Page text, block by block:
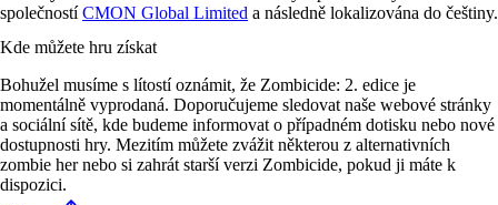
společnostíCMON Global Limited a následně lokalizována do češtiny.
Kde můžete hru získat
Bohužel musíme s lítostí oznámit, že Zombicide: 2. edice je
momentálně vyprodaná. Doporučujeme sledovat naše webové stránky
a sociální sítě, kde budeme informovat o případném dotisku nebo nové
dostupnosti hry. Mezitím můžete zvážit některou z alternativních
zombie her nebo si zahrát starší verzi Zombicide, pokud ji máte k
dispozici.